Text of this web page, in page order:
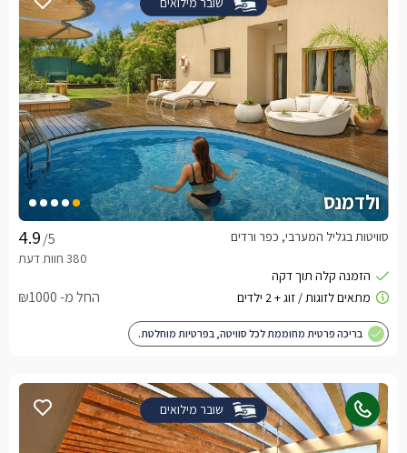
ולדמנס
/5 סוויטות בגליל המערבי, כפר ורדים
החל מ- ₪1000
בריכה פרטית מחוממת לכל סוויטה, בפרטיות מוחלטת.
שובר מילואים